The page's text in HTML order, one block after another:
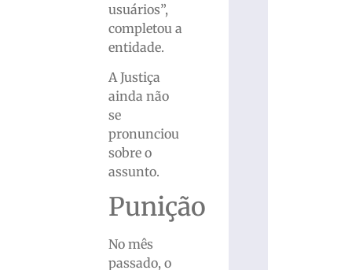
usuários”,
completou a
entidade.
A Justiça
ainda não
se
pronunciou
sobre o
assunto.
Punição
No mês
passado, o